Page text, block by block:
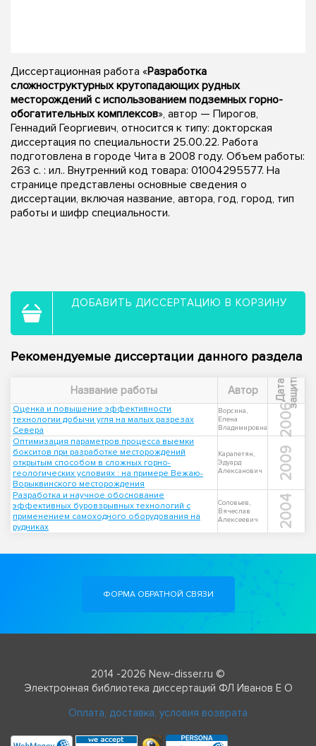
Диссертационная работа «Разработка
сложноструктурных крутопадающих рудных
месторождений с использованием подземных горно-
обогатительных комплексов», автор — Пирогов,
Геннадий Георгиевич, относится к типу: докторская
диссертация по специальности 25.00.22. Работа
подготовлена в городе Чита в 2008 году. Объем работы:
263 с. : ил.. Внутренний код товара: 01004295577. На
странице представлены основные сведения о
диссертации, включая название, автора, год, город, тип
работы и шифр специальности.
ДОБАВИТЬ ДИССЕРТАЦИЮ В КОРЗИНУ
Рекомендуемые диссертации данного раздела
Название работы Автор Д
а
т
а
з
а
щ
и
т ы
Оценка и повышение эффективности
технологии добычи угля на малых разрезах
Севера
Ворсина,
Елена
Владимировна
2006
Оптимизация параметров процесса выемки
бокситов при разработке месторождений
открытым способом в сложных горно-
геологических условиях : на примере Вежаю-
Ворыквинского месторождения
Карапетян,
Эдуард
Алексанович
2009
Разработка и научное обоснование
эффективных буровзрывных технологий с
применением самоходного оборудования на
рудниках
Соловьев,
Вячеслав
Алексеевич
2004
ФОРМА ОБРАТНОЙ СВЯЗИ
2014 -2026 New-disser.ru ©
Электронная библиотека диссертаций ФЛ Иванов Е О
Оплата, доставка, условия возврата